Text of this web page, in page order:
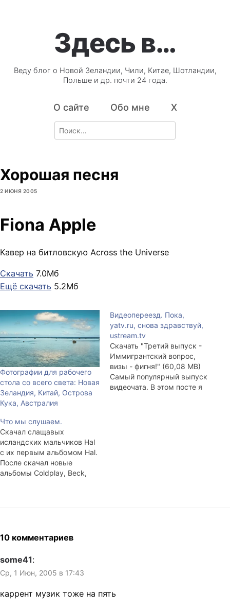
Здесь в…
Веду блог о Новой Зеландии, Чили, Китае, Шотландии,
Польше и др. почти 24 года.
О сайте Обо мне X
Search
for:
Хорошая песня
2 ИЮНЯ 2005
Fiona Apple
Кавер на битловскую Across the Universe
Скачать 7.0Мб
Ещё скачать 5.2Мб
Фотографии для рабочего
стола со всего света: Новая
Зеландия, Китай, Острова
Кука, Австралия
Видеопереезд. Пока,
yatv.ru, снова здравствуй,
ustream.tv
Скачать "Третий выпуск -
Иммигрантский вопрос,
визы - фигня!" (60,08 MB)
Самый популярный выпуск
видеочата. В этом посте я
Что мы слушаем.
Скачал слащавых
исландских мальчиков Hal
с их первым альбомом Hal.
После скачал новые
альбомы Coldplay, Beck,
фильме "Closer" помните?).
Скачал его альбом и B-
sides. Прочёл в AMG, его в…
10 комментариев
some41:
Ср, 1 Июн, 2005 в 17:43
каррент музик тоже на пять